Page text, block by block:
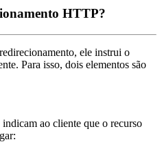
HTTP?
ele instrui o
Para isso, dois elementos são
ao cliente que o recurso